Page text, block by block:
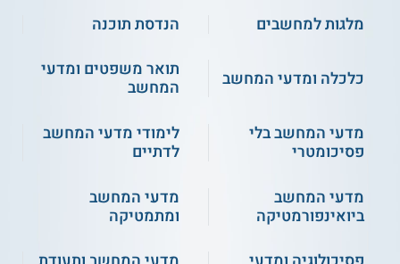
מלגות למחשבים
הנדסת תוכנה
כלכלה ומדעי המחשב
תואר משפטים ומדעי
המחשב
מדעי המחשב בלי
פסיכומטרי
לימודי מדעי המחשב
לדתיים
מדעי המחשב
ביואינפורמטיקה
מדעי המחשב
ומתמטיקה